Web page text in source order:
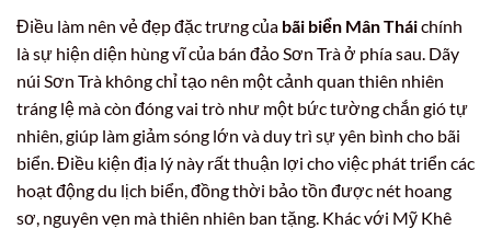
Điều làm nên vẻ đẹp đặc trưng của bãi biển Mân Tháichính
là sự hiện diện hùng vĩ của bán đảo Sơn Trà ở phía sau. Dãy
núi Sơn Trà không chỉ tạo nên một cảnh quan thiên nhiên
tráng lệ mà còn đóng vai trò như một bức tường chắn gió tự
nhiên, giúp làm giảm sóng lớn và duy trì sự yên bình cho bãi
biển. Điều kiện địa lý này rất thuận lợi cho việc phát triển các
hoạt động du lịch biển, đồng thời bảo tồn được nét hoang
sơ, nguyên vẹn mà thiên nhiên ban tặng. Khác với Mỹ Khê